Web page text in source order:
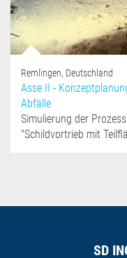
Remlingen, Deutschland
Asse II -
Abfälle
Simulierung der
"Schildvortrieb mit
SD